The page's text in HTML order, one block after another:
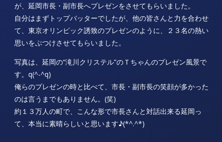
が、延岡市長・副市長へプレゼンをさせてもらいました。
自分はまずトップバッターでしたが、他の皆さんと力を合わせ
て、東京オリンピック誘致のプレゼンのように、２３名の熱い
思いをぶつけさせてもらいました。
写真は、延岡の“滝川クリステル”のＴちゃんのプレゼン風景で
す。q(^-^q)
俺らのプレゼンの時と比べて、市長・副市長の笑顔が多かった
のは言うまでもありません。(笑)
約１３万人の町で、こんな形で市長さんと対話出来る延岡っ
て、本当に素晴らしいと思います♪(*^.^*)